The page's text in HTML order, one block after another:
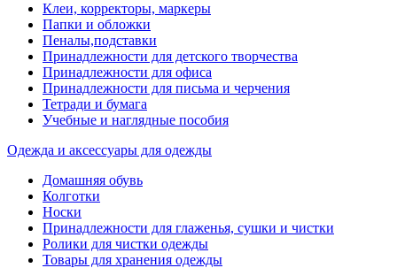
Клеи, корректоры, маркеры
Папки и обложки
Пеналы,подставки
Принадлежности для детского творчества
Принадлежности для офиса
Принадлежности для письма и черчения
Тетради и бумага
Учебные и наглядные пособия
Одежда и аксессуары для одежды
Домашняя обувь
Колготки
Носки
Принадлежности для глаженья, сушки и чистки
Ролики для чистки одежды
Товары для хранения одежды